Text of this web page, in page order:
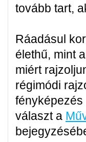
tovább tart,
Ráadásul
élethű, mint
miért
régimódi
választ a